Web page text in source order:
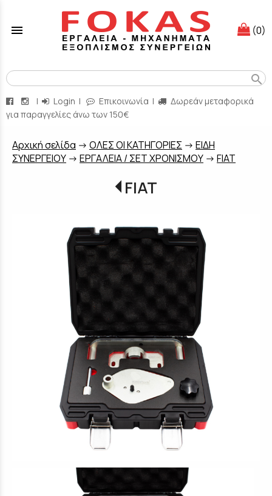
menu (0)
search
| Login | Επικοινωνία |
Δωρεάν μεταφορικά
για παραγγελίες άνω των 150€
Aρχική σελίδα -> ΟΛΕΣ ΟΙ ΚΑΤΗΓΟΡΙΕΣ -> ΕΙΔΗ
ΣΥΝΕΡΓΕΙΟΥ -> ΕΡΓΑΛΕΙΑ / ΣΕΤ ΧΡΟΝΙΣΜΟΥ -> FIAT
FIAT